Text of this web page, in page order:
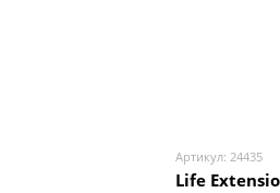
Артикул: 24435
Life